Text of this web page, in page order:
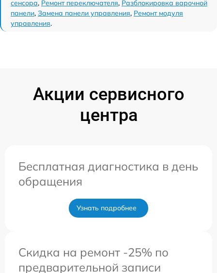
сенсора, Ремонт переключателя, Разблокировка варочной
панели, Замена панели управления, Ремонт модуля
управления.
Акции сервисного
центра
Бесплатная диагностика в день
обращения
Узнать подробнее
Скидка на ремонт -25% по
предварительной записи